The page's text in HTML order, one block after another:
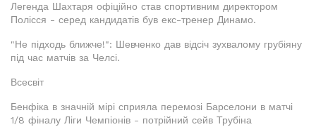
Легенда Шахтаря офіційно став спортивним директором
Полісся - серед кандидатів був екс-тренер Динамо.
"Не підходь ближче!": Шевченко дав відсіч зухвалому грубіяну
під час матчів за Челсі.
Всесвіт
Бенфіка в значній мірі сприяла перемозі Барселони в матчі
1/8 фіналу Ліги Чемпіонів - потрійний сейв Трубіна